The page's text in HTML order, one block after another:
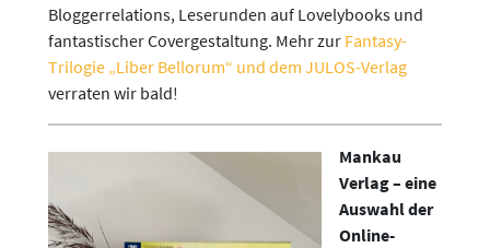
Bloggerrelations, Leserunden auf Lovelybooks und
fantastischer Covergestaltung. Mehr zur Fantasy-
Trilogie „Liber Bellorum“ und dem JULOS-Verlag
verraten wir bald!
Mankau
Verlag – eine
Auswahl der
Online-